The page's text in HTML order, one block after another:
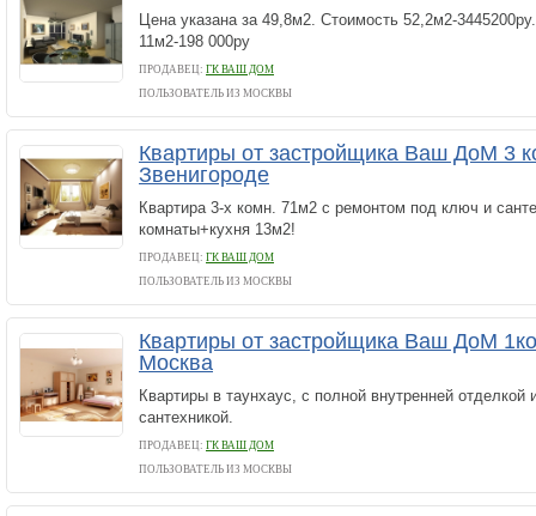
Цена указана за 49,8м2. Стоимость 52,2м2-
11м2-198 000ру
ПРОДАВЕЦ: ГК ВАШ ДОМ
ПОЛЬЗОВАТЕЛЬ ИЗ МОСКВЫ
Квартиры от застройщика Ваш ДоМ 3
Звенигороде
Квартира 3-х комн. 71м2 с ремонтом под ключ и
комнаты+кухня 13м2!
ПРОДАВЕЦ: ГК ВАШ ДОМ
ПОЛЬЗОВАТЕЛЬ ИЗ МОСКВЫ
Квартиры от застройщика Ваш ДоМ
Москва
Квартиры в таунхаус, с полной внутренней отделкой
сантехникой.
ПРОДАВЕЦ: ГК ВАШ ДОМ
ПОЛЬЗОВАТЕЛЬ ИЗ МОСКВЫ